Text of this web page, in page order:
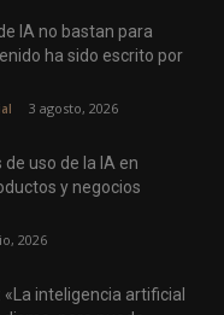
IA no bastan para
ha sido escrito por
3 agosto, 2026
uso de la IA en
y negocios
2026
«La inteligencia artificial